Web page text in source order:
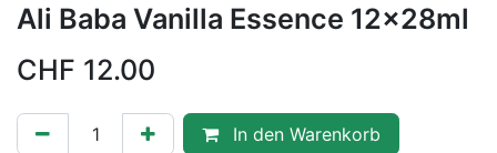
Ali Baba Vanilla Essence 12x28ml
CHF 12.00
In den Warenkorb